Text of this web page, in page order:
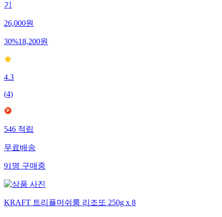
기
26,000원
30%18,200원
4.3
(4)
546 적립
무료배송
91 명 구매중
KRAFT 트리플머쉬룸 리조또 250g x 8